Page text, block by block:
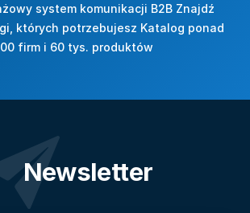
system komunikacji B2B Znajdź
których potrzebujesz Katalog ponad
firm i 60 tys. produktów
Newsletter